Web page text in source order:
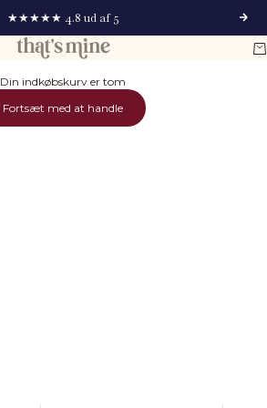
★★★★★ 4.8 ud af 5
That's Mine
Din indkøbskurv er tom
Fortsæt med at handle